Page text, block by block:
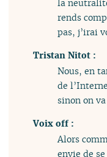
la
rends
pas, j’irai
Tristan Nitot :
Nous, en
de
sinon on
Voix off :
Alors
envie de